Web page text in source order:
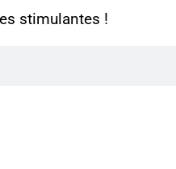
stimulantes !